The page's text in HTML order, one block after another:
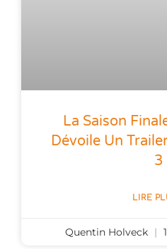
La Saison
Dévoile Un
3
LIRE
Quentin Holveck